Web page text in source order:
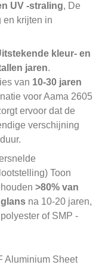
UV -straling, De
en krijten in
kleur- en
jaren.
van 10-30 jaren
voor Aama 2605
ervoor dat de
verschijning
Toon
>80% van
na 10-20 jaren,
of SMP -